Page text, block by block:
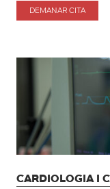
DEMANAR CITAPER
CARDIOLOGIA I